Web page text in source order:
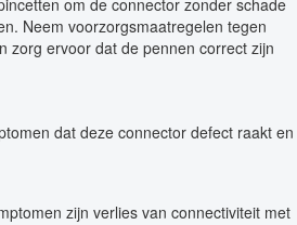
om de connector zonder schade
Neem voorzorgsmaatregelen tegen
zorg ervoor dat de pennen correct zijn
dat deze connector defect raakt en
zijn verlies van connectiviteit met